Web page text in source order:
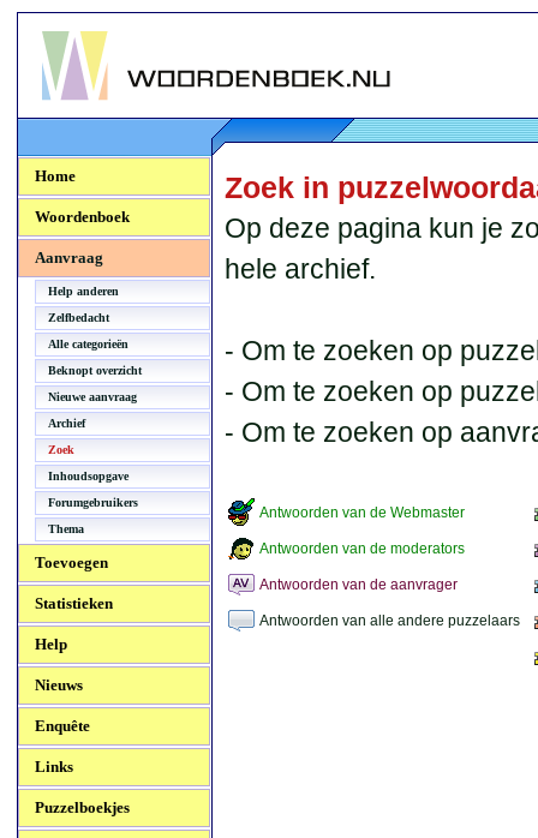
Woordenboek.NU
Home
Woordenboek
Aanvraag
Help anderen
Zelfbedacht
Alle categorieën
Beknopt overzicht
Nieuwe aanvraag
Archief
Zoek
Inhoudsopgave
Forumgebruikers
Thema
Toevoegen
Statistieken
Help
Nieuws
Enquête
Links
Puzzelboekjes
Zoek in
Op deze pagina kun je
hele archief.
- Om te zoeken op
- Om te zoeken op
- Om te zoeken op
Antwoorden van de Webmaster
Antwoorden van de moderators
Antwoorden van de aanvrager
Antwoorden van alle andere puzzelaars